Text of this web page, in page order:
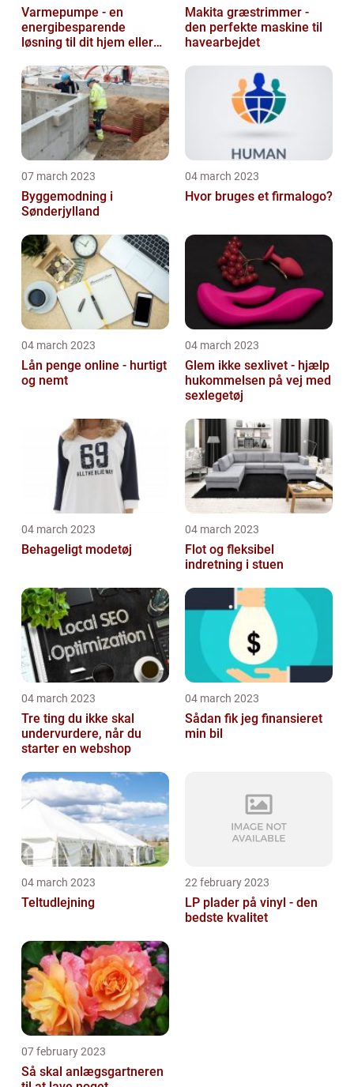
Varmepumpe - en
energibesparende
løsning til dit hjem eller
Makita græstrimmer -
den perfekte maskine til
havearbejdet
07 march 2023
Byggemodning i
Sønderjylland
04 march 2023
Hvor bruges et firmalogo?
04 march 2023
Lån penge online - hurtigt
og nemt
04 march 2023
Glem ikke sexlivet - hjælp
hukommelsen på vej med
sexlegetøj
04 march 2023
Behageligt modetøj
04 march 2023
Flot og fleksibel
indretning i stuen
04 march 2023
Tre ting du ikke skal
undervurdere, når du
starter en webshop
04 march 2023
Sådan fik jeg finansieret
min bil
04 march 2023
Teltudlejning
22 february 2023
LP plader på vinyl - den
bedste kvalitet
07 february 2023
Så skal anlægsgartneren